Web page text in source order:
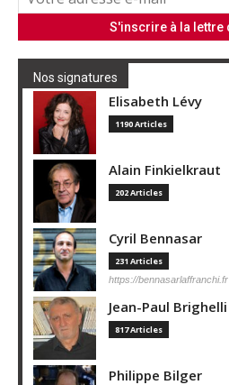
Nos signatures
Elisabeth Lévy
1190 Articles
Alain Finkielkraut
202 Articles
Cyril Bennasar
231 Articles
https://bennasarlaffranchi.fr
Jean-Paul Brighelli
817 Articles
Philippe Bilger